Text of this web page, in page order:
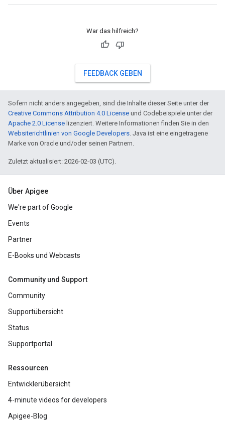
War das hilfreich?
FEEDBACK GEBEN
Sofern nicht anders angegeben, sind die Inhalte dieser Seite unter der
Creative Commons Attribution 4.0 License und Codebeispiele unter der
Apache 2.0 License lizenziert. Weitere Informationen finden Sie in den
Websiterichtlinien von Google Developers. Java ist eine eingetragene
Marke von Oracle und/oder seinen Partnern.
Zuletzt aktualisiert: 2026-02-03 (UTC).
Über Apigee
We're part of Google
Events
Partner
E-Books und Webcasts
Community und Support
Community
Supportübersicht
Status
Supportportal
Ressourcen
Entwicklerübersicht
4-minute videos for developers
Apigee-Blog